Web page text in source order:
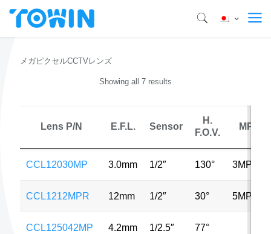
メガピクセルCCTVレンズ
Showing all 7 results
Lens P/N E.F.L. Sensor
H.
F.O.V.
MP
CCL12030MP 3.0mm 1/2″ 130° 3MP
CCL1212MPR 12mm 1/2″ 30° 5MP
CCL125042MP 4.2mm 1/2.5″ 77°